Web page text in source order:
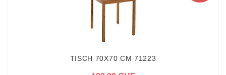
TISCH 70X70 CM 71223